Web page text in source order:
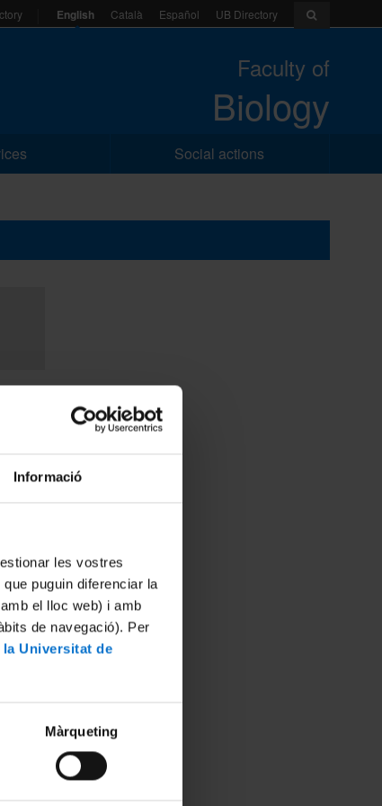
Informació
les vostres
puguin diferenciar la
el lloc web) i amb
de navegació). Per
Universitat de
Màrqueting
English Català Español UB Directory
Faculty of
Biology
Social actions